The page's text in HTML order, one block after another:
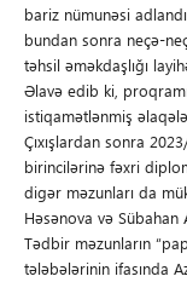
bariz nümunəsi
bundan sonra neçə-
təhsil əməkdaşlığı
Əlavə edib ki,
istiqamətlənmiş
Çıxışlardan sonra
birincilərinə fəxri
digər məzunları da
Həsənova və Sübahan
Tədbir məzunların
tələbələrinin ifasında